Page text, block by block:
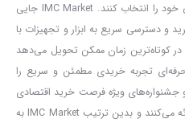
مناسب برای پروژه‌های صنعتی یا خانگی خود را انتخاب کنند. IMC Market جایی
و دسترسی سریع به ابزار و تجهیزات با
کوتاه‌ترین زمان ممکن تحویل می‌دهد
تجربه خریدی مطمئن و سریع را
جشنواره‌های ویژه فرصت خرید اقتصادی
از محصولات باکیفیت را به مشتریان ارائه می‌کنند و بدین ترتیب IMC Market به